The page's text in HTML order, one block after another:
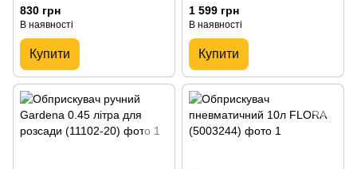
830 грн
В наявності
Купити
1 599 грн
В наявності
Купити